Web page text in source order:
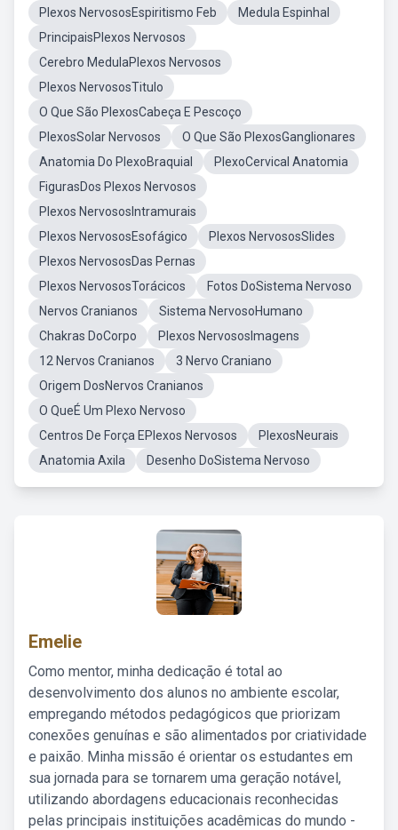
Plexos NervososEspiritismo Feb
Medula Espinhal
PrincipaisPlexos Nervosos
Cerebro MedulaPlexos Nervosos
Plexos NervososTitulo
O Que São PlexosCabeça E Pescoço
PlexosSolar Nervosos
O Que São PlexosGanglionares
Anatomia Do PlexoBraquial
PlexoCervical Anatomia
FigurasDos Plexos Nervosos
Plexos NervososIntramurais
Plexos NervososEsofágico
Plexos NervososSlides
Plexos NervososDas Pernas
Plexos NervososTorácicos
Fotos DoSistema Nervoso
Nervos Cranianos
Sistema NervosoHumano
Chakras DoCorpo
Plexos NervososImagens
12 Nervos Cranianos
3 Nervo Craniano
Origem DosNervos Cranianos
O QueÉ Um Plexo Nervoso
Centros De Força EPlexos Nervosos
PlexosNeurais
Anatomia Axila
Desenho DoSistema Nervoso
Emelie
Como mentor, minha dedicação é total ao
desenvolvimento dos alunos no ambiente escolar,
empregando métodos pedagógicos que priorizam
conexões genuínas e são alimentados por criatividade
e paixão. Minha missão é orientar os estudantes em
sua jornada para se tornarem uma geração notável,
utilizando abordagens educacionais reconhecidas
pelas principais instituições acadêmicas do mundo -